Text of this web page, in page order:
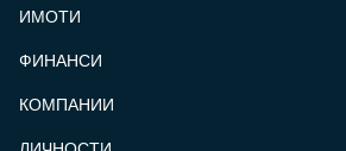
ИМОТИ
ФИНАНСИ
КОМПАНИИ